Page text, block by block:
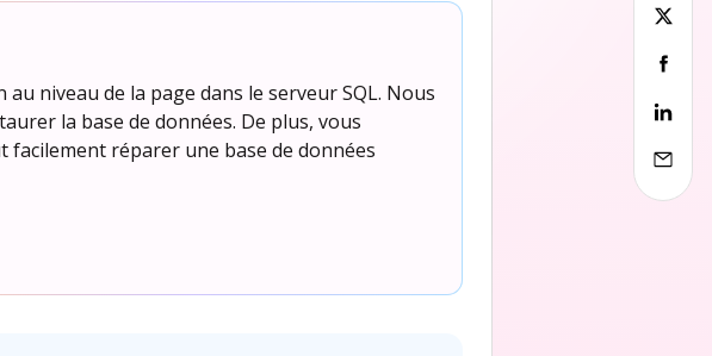
niveau de la page dans le serveur SQL. Nous
la base de données. De plus, vous
facilement réparer une base de données